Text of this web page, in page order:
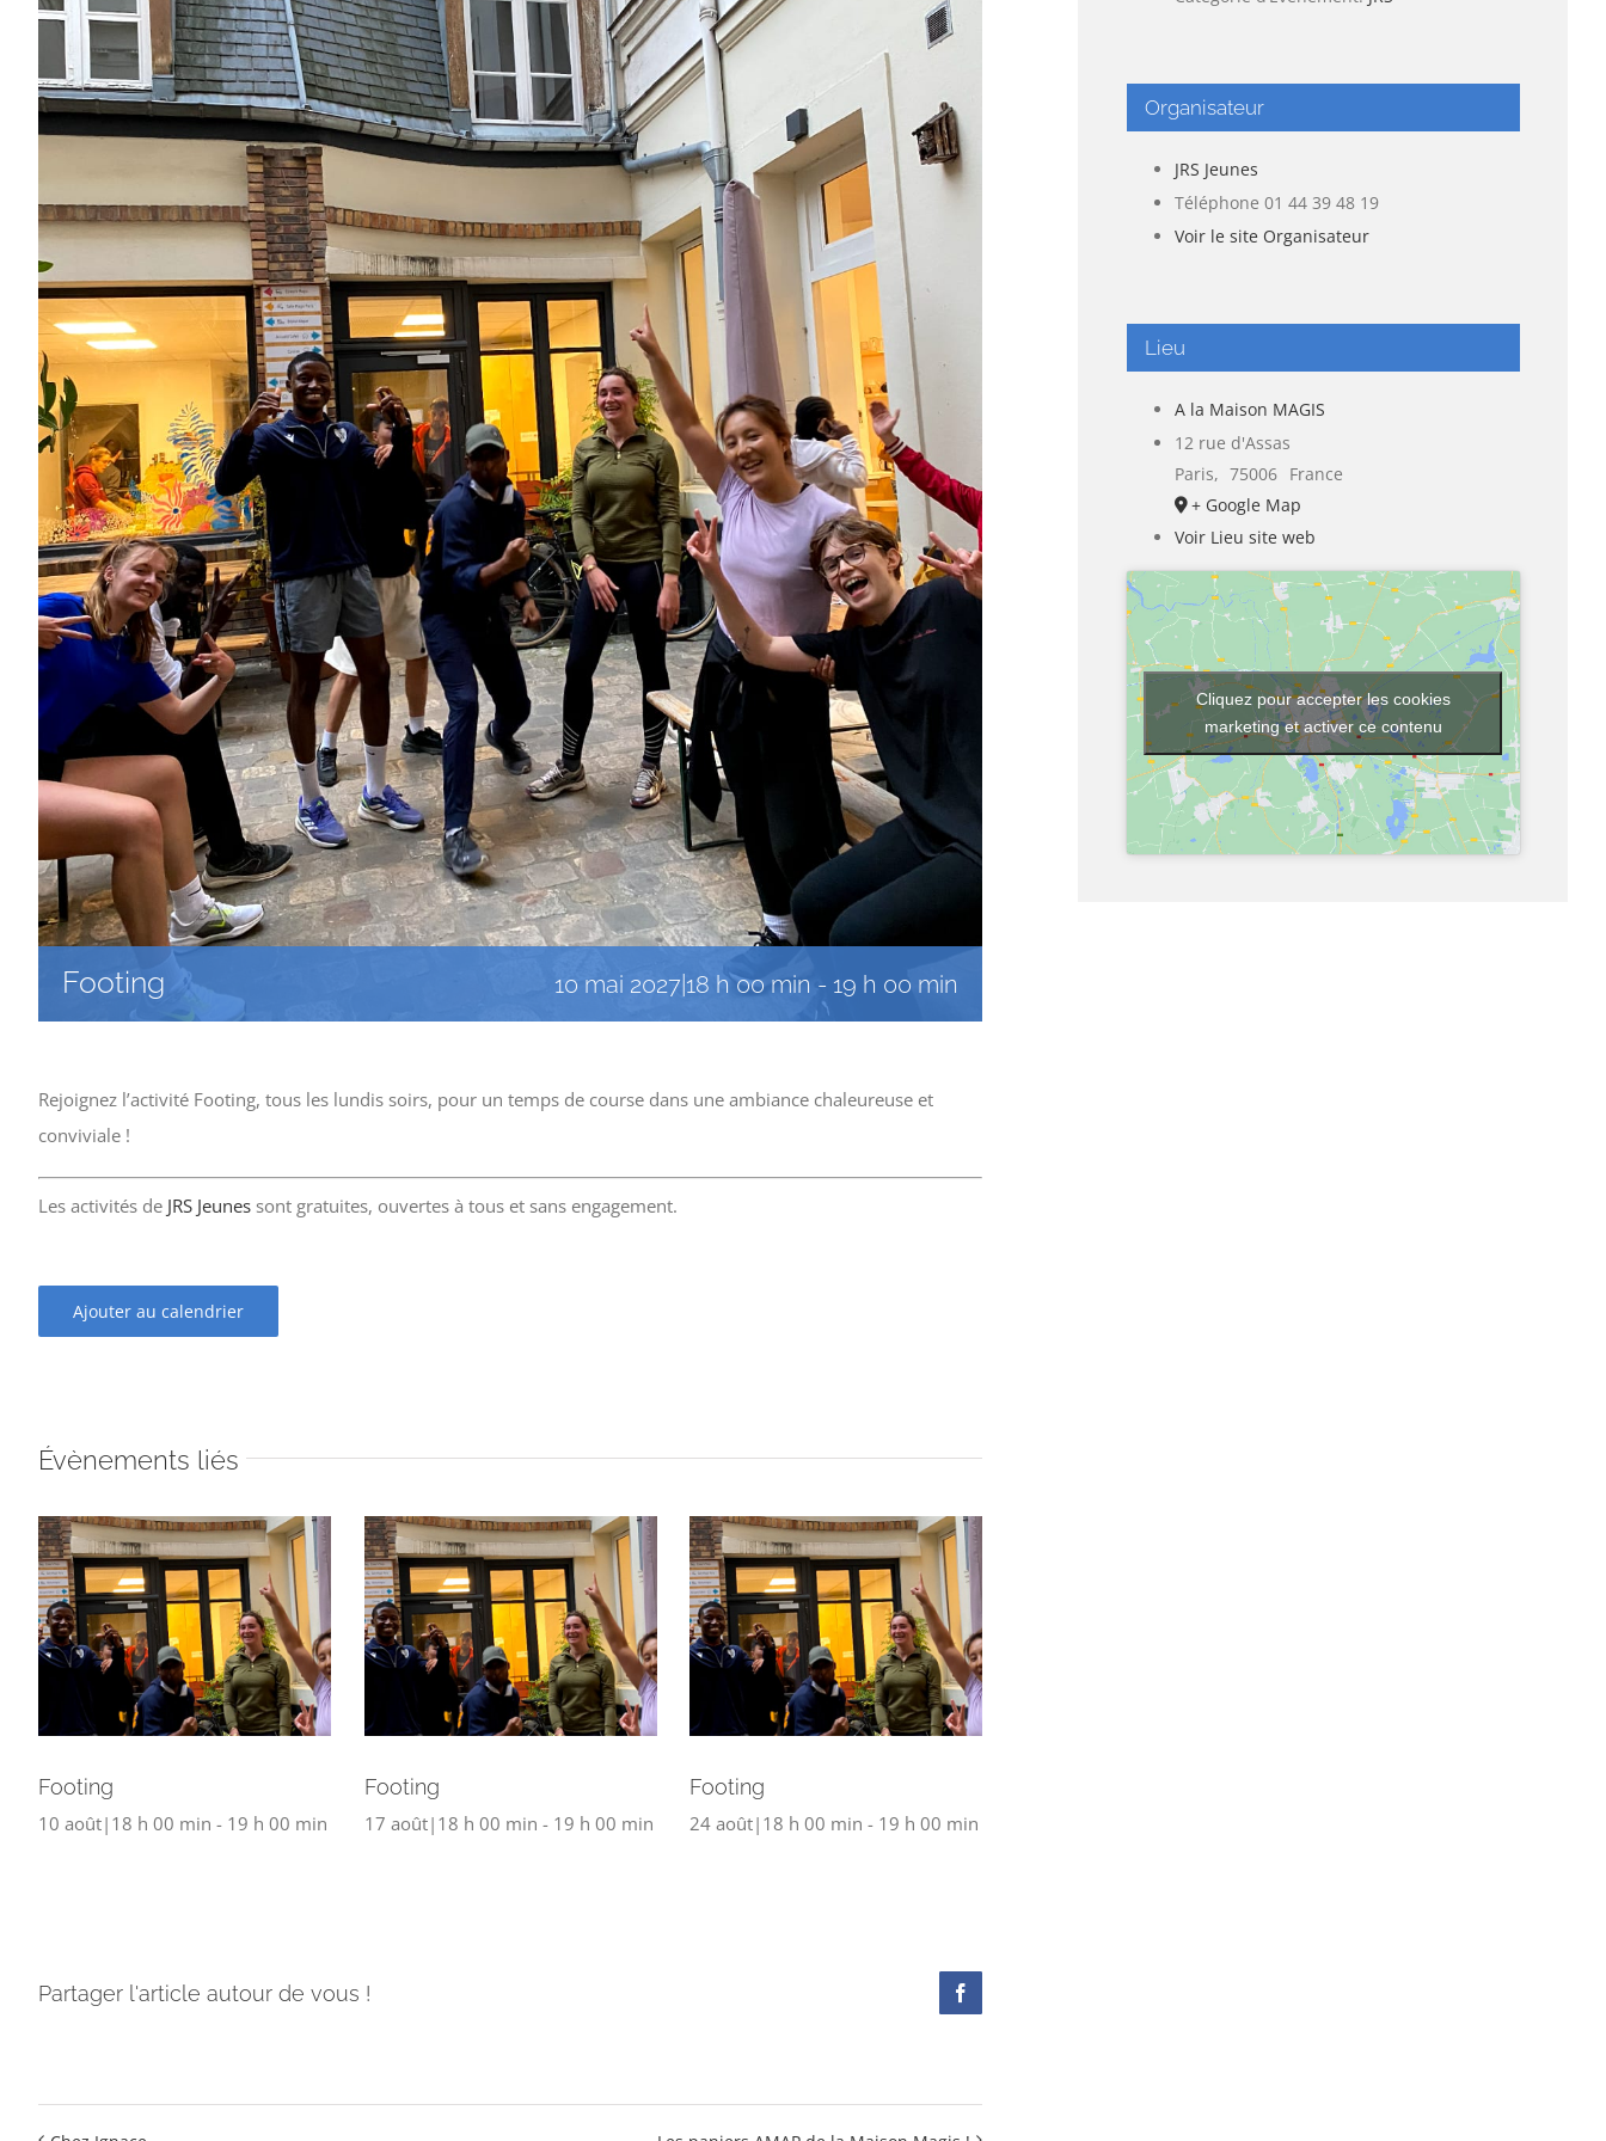
Footing 10 mai 2027|18 h 00 min - 19 h 00 min
Rejoignez l’activité Footing, tous les lundis soirs, pour un temps de course dans une ambiance chaleureuse et
conviviale !
Les activités de JRS Jeunes sont gratuites, ouvertes à tous et sans engagement.
Ajouter au calendrier
Évènements liés
Footing
10 août|18 h 00 min - 19 h 00 min
Footing
17 août|18 h 00 min - 19 h 00 min
Footing
24 août|18 h 00 min - 19 h 00 min
Partager l'article autour de vous ! Facebook
Organisateur
JRS Jeunes
Téléphone 01 44 39 48 19
Voir le site Organisateur
Lieu
A la Maison MAGIS
12 rue d'Assas
Paris, 75006 France
+ Google Map
Voir Lieu site web
Cliquez pour accepter les cookies
marketing et activer ce contenu